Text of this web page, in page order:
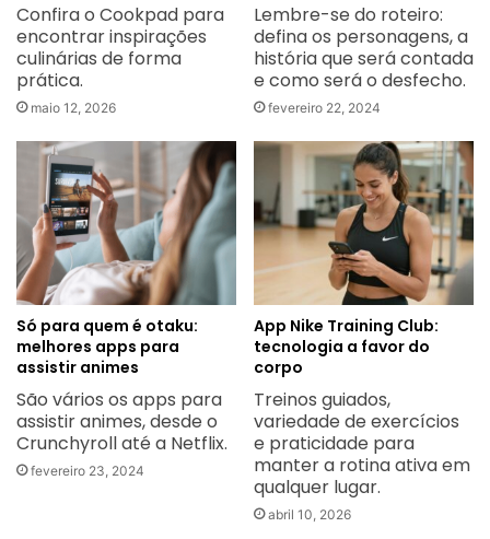
Confira o Cookpad para
encontrar inspirações
culinárias de forma
prática.
maio 12, 2026
Lembre-se do roteiro:
defina os personagens, a
história que será contada
e como será o desfecho.
fevereiro 22, 2024
Só para quem é otaku:
melhores apps para
assistir animes
São vários os apps para
assistir animes, desde o
Crunchyroll até a Netflix.
fevereiro 23, 2024
App Nike Training Club:
tecnologia a favor do
corpo
Treinos guiados,
variedade de exercícios
e praticidade para
manter a rotina ativa em
qualquer lugar.
abril 10, 2026